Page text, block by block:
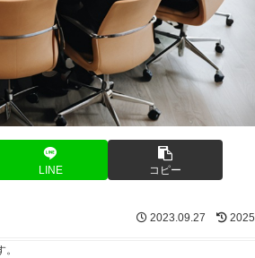
LINE コピー
2023.09.27